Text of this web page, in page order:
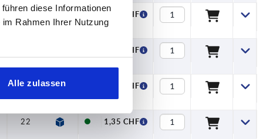
diese Informationen
Rahmen Ihrer Nutzung
Alle zulassen
22 8 1,35 CHF
1,35 CHF
22 8 1,35 CHF
22 8 1,35 CHF